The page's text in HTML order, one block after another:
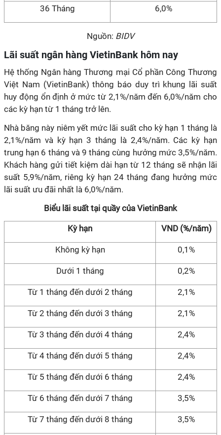
36 Tháng 6,0%
Nguồn: BIDV
Lãi suất ngân hàng VietinBank hôm nay
Hệ thống Ngân hàng Thương mại Cổ phần Công Thương
Việt Nam (VietinBank) thông báo duy trì khung lãi suất
huy động ổn định ở mức từ 2,1%/năm đến 6,0%/năm cho
các kỳ hạn từ 1 tháng trở lên.
Nhà băng này niêm yết mức lãi suất cho kỳ hạn 1 tháng là
2,1%/năm và kỳ hạn 3 tháng là 2,4%/năm. Các kỳ hạn
trung hạn 6 tháng và 9 tháng cùng hưởng mức 3,5%/năm.
Khách hàng gửi tiết kiệm dài hạn từ 12 tháng sẽ nhận lãi
suất 5,9%/năm, riêng kỳ hạn 24 tháng đang hưởng mức
lãi suất ưu đãi nhất là 6,0%/năm.
Biểu lãi suất tại quầy của VietinBank
Kỳ hạn VND (%/năm)
Không kỳ hạn 0,1%
Dưới 1 tháng 0,2%
Từ 1 tháng đến dưới 2 tháng 2,1%
Từ 2 tháng đến dưới 3 tháng 2,1%
Từ 3 tháng đến dưới 4 tháng 2,4%
Từ 4 tháng đến dưới 5 tháng 2,4%
Từ 5 tháng đến dưới 6 tháng 2,4%
Từ 6 tháng đến dưới 7 tháng 3,5%
Từ 7 tháng đến dưới 8 tháng 3,5%